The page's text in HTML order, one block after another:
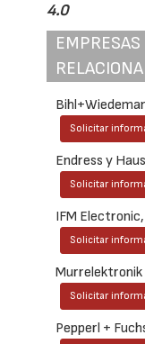
4.0
Solicitar
Endress y
Solicitar
IFM Electronic,
Solicitar
Murrelektronik
Solicitar
Pepperl +